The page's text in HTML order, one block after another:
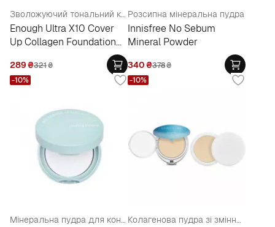
Зволожуючий тональний крем
Enough Ultra X10 Cover
Up Collagen Foundation
289₴321₴
Розсипна мінеральна пудра
Innisfree No Sebum
Mineral Powder
340₴378₴
Мінеральна пудра для контролю шкірної секреції
-10%
Колагенова пудра зі змінним блоком SPF 25
-10%